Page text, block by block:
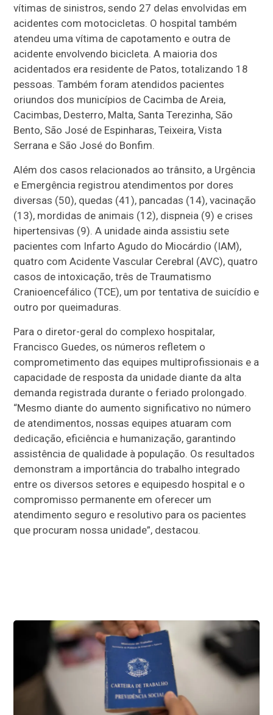
vítimas de sinistros, sendo 27 delas envolvidas em
acidentes com motocicletas. O hospital também
atendeu uma vítima de capotamento e outra de
acidente envolvendo bicicleta. A maioria dos
acidentados era residente de Patos, totalizando 18
pessoas. Também foram atendidos pacientes
oriundos dos municípios de Cacimba de Areia,
Cacimbas, Desterro, Malta, Santa Terezinha, São
Bento, São José de Espinharas, Teixeira, Vista
Serrana e São José do Bonfim.
Além dos casos relacionados ao trânsito, a Urgência
e Emergência registrou atendimentos por dores
diversas (50), quedas (41), pancadas (14), vacinação
(13), mordidas de animais (12), dispneia (9) e crises
hipertensivas (9). A unidade ainda assistiu sete
pacientes com Infarto Agudo do Miocárdio (IAM),
quatro com Acidente Vascular Cerebral (AVC), quatro
casos de intoxicação, três de Traumatismo
Cranioencefálico (TCE), um por tentativa de suicídio e
outro por queimaduras.
Para o diretor-geral do complexo hospitalar,
Francisco Guedes, os números refletem o
comprometimento das equipes multiprofissionais e a
capacidade de resposta da unidade diante da alta
demanda registrada durante o feriado prolongado.
“Mesmo diante do aumento significativo no número
de atendimentos, nossas equipes atuaram com
dedicação, eficiência e humanização, garantindo
assistência de qualidade à população. Os resultados
demonstram a importância do trabalho integrado
entre os diversos setores e equipesdo hospital e o
compromisso permanente em oferecer um
atendimento seguro e resolutivo para os pacientes
que procuram nossa unidade”, destacou.